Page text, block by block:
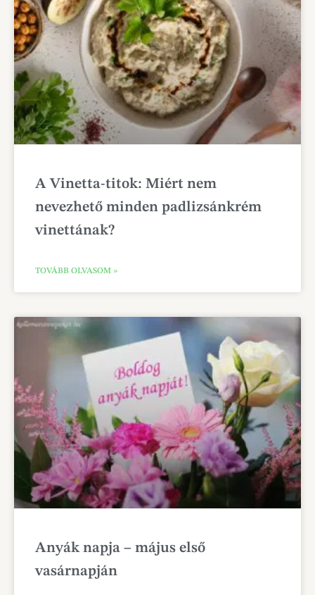
A Vinetta-titok: Miért nem
nevezhető minden padlizsánkrém
vinettának?
TOVÁBB OLVASOM »
Anyák napja – május első
vasárnapján